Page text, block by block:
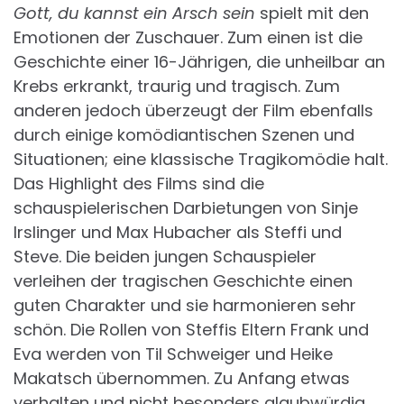
Gott, du kannst ein Arsch sein spielt mit den
Emotionen der Zuschauer. Zum einen ist die
Geschichte einer 16-Jährigen, die unheilbar an
Krebs erkrankt, traurig und tragisch. Zum
anderen jedoch überzeugt der Film ebenfalls
durch einige komödiantischen Szenen und
Situationen; eine klassische Tragikomödie halt.
Das Highlight des Films sind die
schauspielerischen Darbietungen von Sinje
Irslinger und Max Hubacher als Steffi und
Steve. Die beiden jungen Schauspieler
verleihen der tragischen Geschichte einen
guten Charakter und sie harmonieren sehr
schön. Die Rollen von Steffis Eltern Frank und
Eva werden von Til Schweiger und Heike
Makatsch übernommen. Zu Anfang etwas